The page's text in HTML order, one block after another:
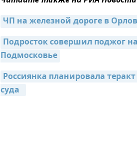
ЧП на железной дороге в
Подросток совершил поджог
Подмосковье
Россиянка планировала
суда